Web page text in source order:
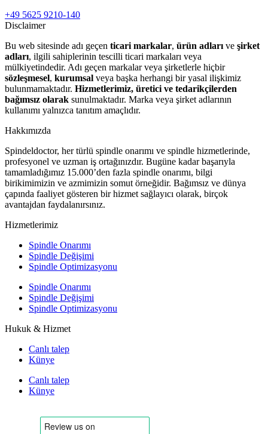
+49 5625 9210-140
Disclaimer
Bu web sitesinde adı geçen ticari markalar, ürün adları ve şirket
adları, ilgili sahiplerinin tescilli ticari markaları veya
mülkiyetindedir. Adı geçen markalar veya şirketlerle hiçbir
sözleşmesel, kurumsal veya başka herhangi bir yasal ilişkimiz
bulunmamaktadır. Hizmetlerimiz, üretici ve tedarikçilerden
bağımsız olarak sunulmaktadır. Marka veya şirket adlarının
kullanımı yalnızca tanıtım amaçlıdır.
Hakkımızda
Spindeldoctor, her türlü spindle onarımı ve spindle hizmetlerinde,
profesyonel ve uzman iş ortağınızdır. Bugüne kadar başarıyla
tamamladığımız 15.000’den fazla spindle onarımı, bilgi
birikimimizin ve azmimizin somut örneğidir. Bağımsız ve dünya
çapında faaliyet gösteren bir hizmet sağlayıcı olarak, birçok
avantajdan faydalanırsınız.
Hizmetlerimiz
Spindle Onarımı
Spindle Değişimi
Spindle Optimizasyonu
Spindle Onarımı
Spindle Değişimi
Spindle Optimizasyonu
Hukuk & Hizmet
Canlı talep
Künye
Canlı talep
Künye